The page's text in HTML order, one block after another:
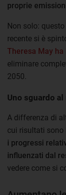
proprie
Non solo:
recente si è
Theresa May
eliminare
2050.
Uno sguardo
A differenza di
cui risultati sono
i progressi
influenzati dal
vedere come si